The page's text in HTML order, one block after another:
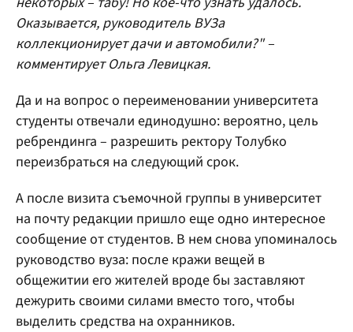
Оказывается, руководитель ВУЗа
коллекционирует дачи и автомобили?" –
комментирует Ольга Левицкая.
Да и на вопрос о переименовании университета
студенты отвечали единодушно: вероятно, цель
ребрендинга – разрешить ректору Толубко
переизбраться на следующий срок.
А после визита съемочной группы в университет
на почту редакции пришло еще одно интересное
сообщение от студентов. В нем снова упоминалось
руководство вуза: после кражи вещей в
общежитии его жителей вроде бы заставляют
дежурить своими силами вместо того, чтобы
выделить средства на охранников.